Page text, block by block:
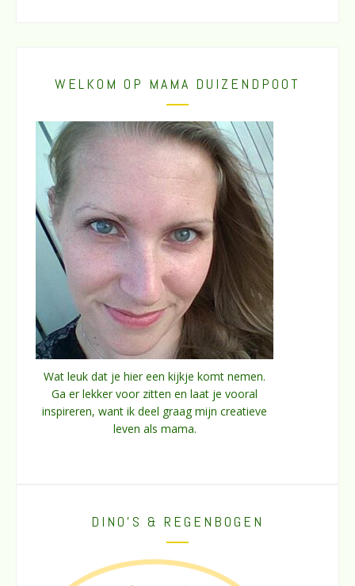
WELKOM OP MAMA DUIZENDPOOT
Wat leuk dat je hier een kijkje komt nemen.
Ga er lekker voor zitten en laat je vooral
inspireren, want ik deel graag mijn creatieve
leven als mama.
DINO’S & REGENBOGEN